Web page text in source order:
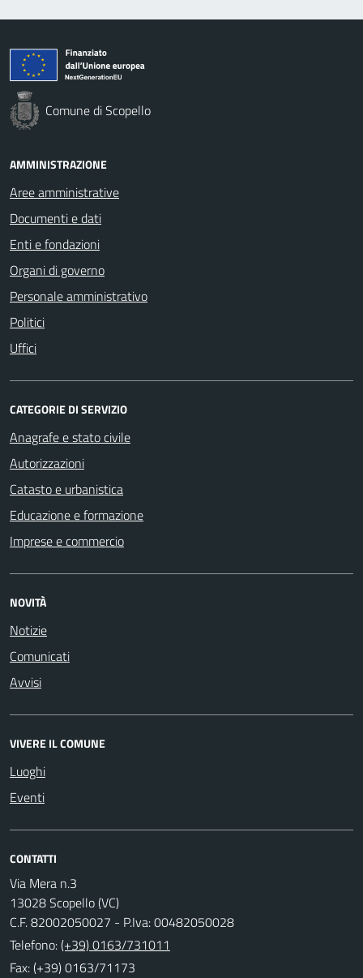
Comune di Scopello
AMMINISTRAZIONE
Aree amministrative
Documenti e dati
Enti e fondazioni
Organi di governo
Personale amministrativo
Politici
Uffici
CATEGORIE DI SERVIZIO
Anagrafe e stato civile
Autorizzazioni
Catasto e urbanistica
Educazione e formazione
Imprese e commercio
NOVITÀ
Notizie
Comunicati
Avvisi
VIVERE IL COMUNE
Luoghi
Eventi
CONTATTI
Via Mera n.3
13028 Scopello (VC)
C.F. 82002050027 - P.Iva: 00482050028
Telefono:(+39) 0163/731011
Fax: (+39) 0163/71173